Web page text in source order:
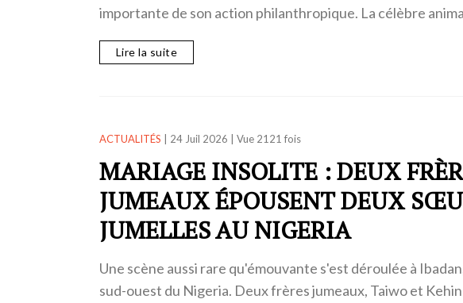
importante de son action philanthropique. La célèbre
Lire la suite
ACTUALITÉS 24 Juil 2026 Vue 2121 fois
MARIAGE INSOLITE : DEUX
JUMEAUX ÉPOUSENT DEUX
JUMELLES AU NIGERIA
Une scène aussi rare qu'émouvante s'est déroulée à
sud-ouest du Nigeria. Deux frères jumeaux, Taiwo et